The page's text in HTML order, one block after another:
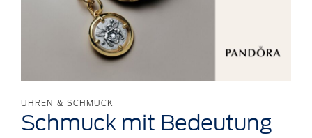
UHREN & SCHMUCK
Schmuck mit Bedeutung